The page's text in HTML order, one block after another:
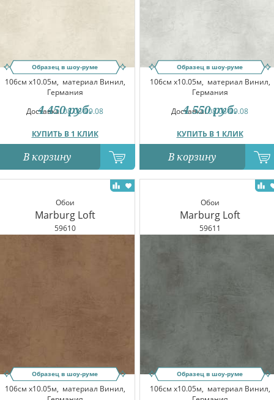
Образец в шоу-руме
106см x10.05м, материал Винил,
Германия
Доставка:08.08-09.08
КУПИТЬ В 1 КЛИК
4 450 руб.
В корзину
Образец в шоу-руме
106см x10.05м, материал Винил,
Германия
Доставка:08.08-09.08
КУПИТЬ В 1 КЛИК
4 550 руб.
В корзину
Обои
Marburg Loft
59610
Образец в шоу-руме
106см x10.05м, материал Винил,
Обои
Marburg Loft
59611
Образец в шоу-руме
106см x10.05м, материал Винил,